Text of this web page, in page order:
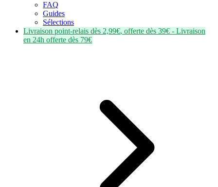
FAQ
Guides
Sélections
Livraison point-relais dès 2,99€, offerte dès 39€ - Livraison
en 24h offerte dès 79€